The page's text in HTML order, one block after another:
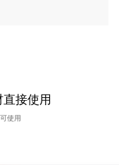
接使用
使用